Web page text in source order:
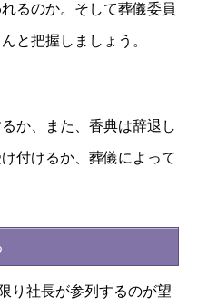
るのか。そして葬儀委員
と把握しましょう。
か、また、香典は辞退し
付けるか、葬儀によって
り社長が参列するのが望